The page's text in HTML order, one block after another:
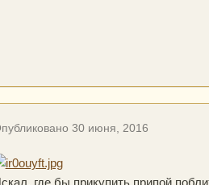
30 июня, 2016